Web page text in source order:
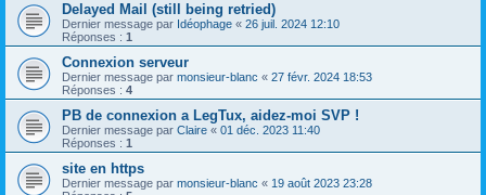
Delayed Mail (still being retried)
Dernier message par Idéophage « 26 juil. 2024 12:10
Réponses : 1
Connexion serveur
Dernier message par monsieur-blanc « 27 févr. 2024 18:53
Réponses : 4
PB de connexion a LegTux, aidez-moi SVP !
Dernier message par Claire « 01 déc. 2023 11:40
Réponses : 1
site en https
Dernier message par monsieur-blanc « 19 août 2023 23:28